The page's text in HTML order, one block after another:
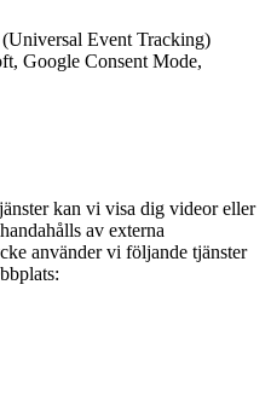
Event Tracking)
Google Consent Mode,
kan vi visa dig videor eller
av externa
använder vi följande tjänster